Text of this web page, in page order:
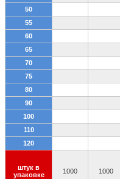
50
55
60
65
70
75
80
90
100
110
120
штук в
упаковке
1000 1000